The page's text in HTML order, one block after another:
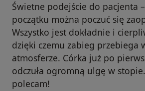
Świetne podejście do pacjenta
początku można poczuć się
Wszystko jest dokładnie i
dzięki czemu zabieg przebiega
atmosferze. Córka już po
odczuła ogromną ulgę w
polecam!